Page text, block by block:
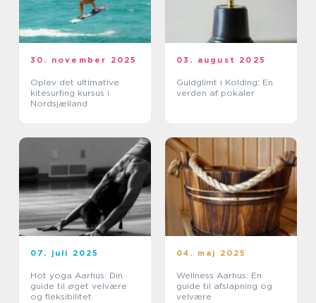
30. november 2025
Oplev det ultimative
kitesurfing kursus i
Nordsjælland
03. august 2025
Guldglimt i Kolding: En
verden af pokaler
07. juli 2025
Hot yoga Aarhus: Din
guide til øget velvære
og fleksibilitet
04. maj 2025
Wellness Aarhus: En
guide til afslapning og
velvære